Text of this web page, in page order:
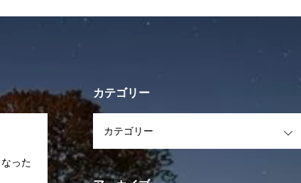
った
カテゴリー